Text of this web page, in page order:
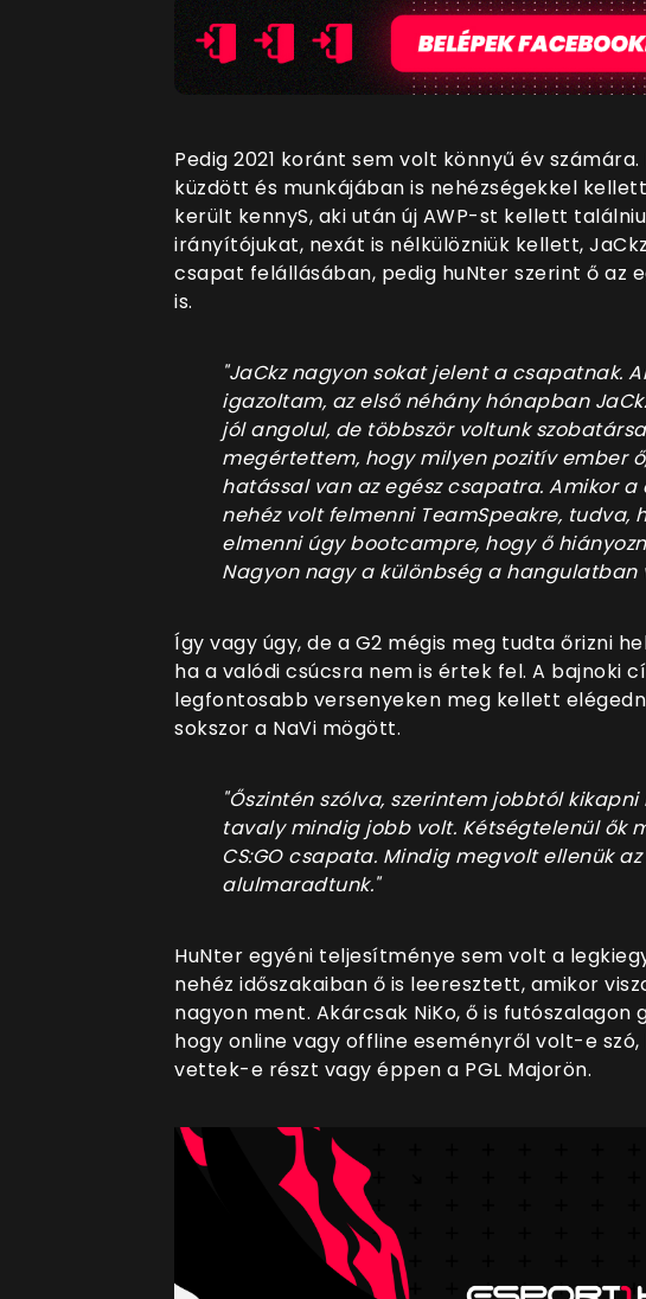
Pedig 2021 koránt sem volt könnyű év
küzdött és munkájában is nehézségekkel
került kennyS, aki után új AWP-st kellett
irányítójukat, nexát is nélkülözniük kellett,
csapat felállásában, pedig huNter szerint ő az
is.
"JaCkz nagyon sokat jelent a csapatnak.
igazoltam, az első néhány hónapban
jól angolul, de többször voltunk
megértettem, hogy milyen pozitív ember
hatással van az egész csapatra. Amikor
nehéz volt felmenni TeamSpeakre, tudva,
elmenni úgy bootcampre, hogy ő
Nagyon nagy a különbség a hangulatban
Így vagy úgy, de a G2 mégis meg tudta őrizni
ha a valódi csúcsra nem is értek fel. A bajnoki
legfontosabb versenyeken meg kellett
sokszor a NaVi mögött.
"Őszintén szólva, szerintem jobbtól
tavaly mindig jobb volt. Kétségtelenül ők
CS:GO csapata. Mindig megvolt ellenük
alulmaradtunk."
HuNter egyéni teljesítménye sem volt a
nehéz időszakaiban ő is leeresztett, amikor
nagyon ment. Akárcsak NiKo, ő is
hogy online vagy offline eseményről volt-e
vettek-e részt vagy éppen a PGL Majorön.